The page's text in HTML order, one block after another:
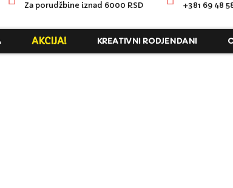
Za porudžbine iznad 6000 RSD +381 69 48
AKCIJA! KREATIVNI RODJENDANI